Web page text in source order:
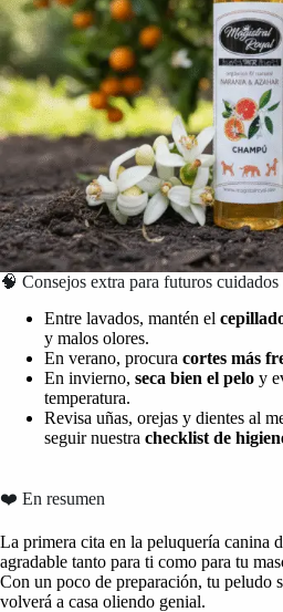
🧠 Consejos extra para futuros cuidados
Entre lavados, mantén el
y malos olores.
En verano, procura cortes más
En invierno, seca bien el pelo y
temperatura.
Revisa uñas, orejas y dientes al
seguir nuestra checklist de
❤️ En resumen
La primera cita en la peluquería canina
agradable tanto para ti como para tu
Con un poco de preparación, tu peludo
volverá a casa oliendo genial.